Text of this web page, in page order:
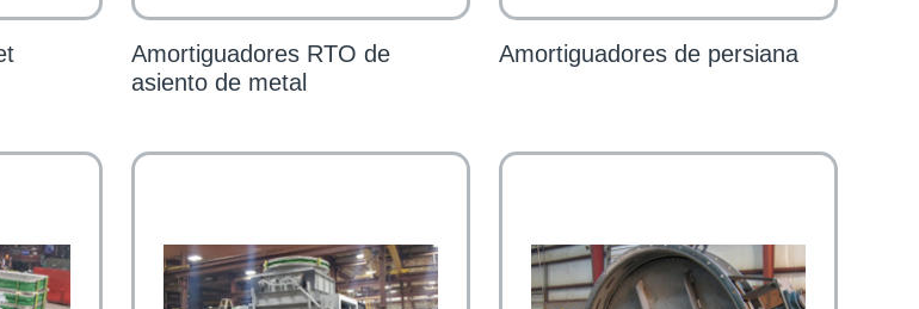
Amortiguadores RTO de
asiento de metal
Amortiguadores de persiana